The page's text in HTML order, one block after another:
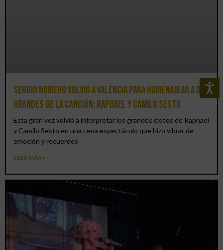
Sergio Romero volvió a Valencia para homenajear a dos
grandes de la canción: Raphael y Camilo Sesto
Esta gran voz volvió a interpretar los grandes éxitos de Raphael
y Camilo Sesto en una cena espectáculo que hizo vibrar de
emoción y recuerdos
LEER MÁS »